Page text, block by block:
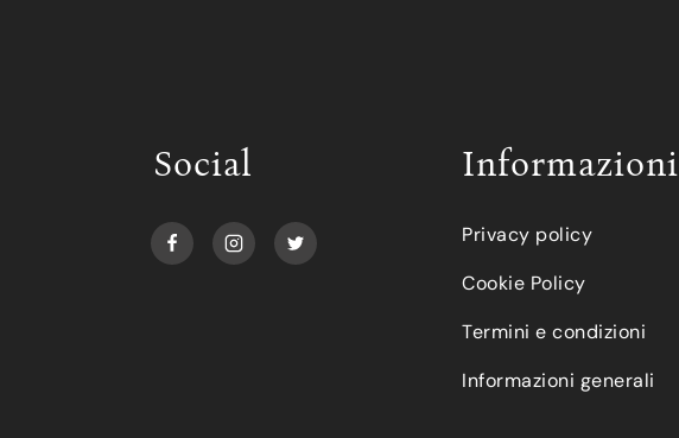
Social Informazioni
Privacy policy
Cookie Policy
Termini e condizioni
Informazioni generali